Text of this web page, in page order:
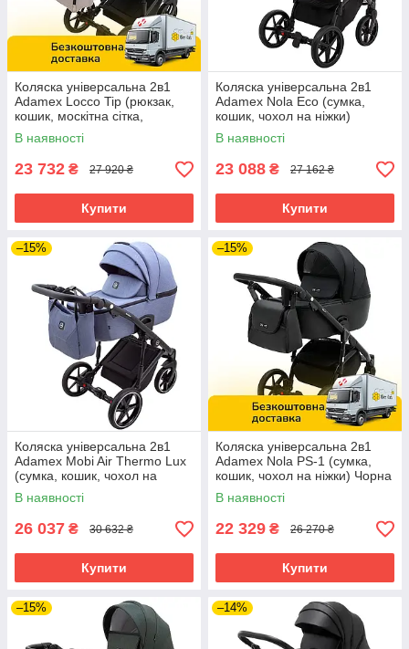
Коляска універсальна 2в1
Adamex Locco Tip (рюкзак,
кошик, москітна сітка,
дощовик) Бежева
В наявності
23 732 ₴ 27 920 ₴
Купити
Коляска універсальна 2в1
Adamex Nola Eco (сумка,
кошик, чохол на ніжки)
Бежева
В наявності
23 088 ₴ 27 162 ₴
Купити
–15%
Коляска універсальна 2в1
Adamex Mobi Air Thermo Lux
(сумка, кошик, чохол на
ніжки) Синя
В наявності
26 037 ₴ 30 632 ₴
Купити
–15%
Коляска універсальна 2в1
Adamex Nola PS-1 (сумка,
кошик, чохол на ніжки) Чорна
В наявності
22 329 ₴ 26 270 ₴
Купити
–15% –14%